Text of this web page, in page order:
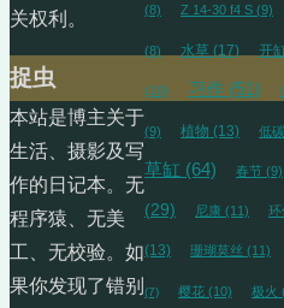
(8) Z 14-30 f4 S (9)
(8) 水草 (17) 开
(10) 习作 (51)
(9) 植物 (13) 低碳
草缸 (64) 春节 (9)
(29) 尼康 (11) 环
(13) 珊瑚莫丝 (11)
(7) 樱花 (10) 极火
关权利。
捉虫
本站是博主关于
生活、摄影及写
作的日记本。无
程序猿、无美
工、无校验。如
果你发现了错别